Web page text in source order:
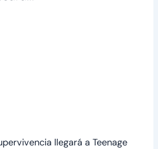
llegará a Teenage